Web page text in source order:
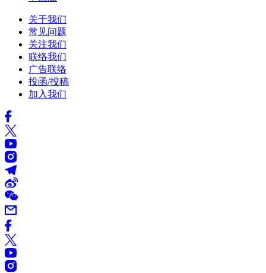
关于我们
常见问题
关注我们
联络我们
广告联络
投函/投稿
加入我们